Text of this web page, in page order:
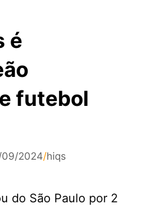
é
futebol
2024/hiqs
do São Paulo por 2